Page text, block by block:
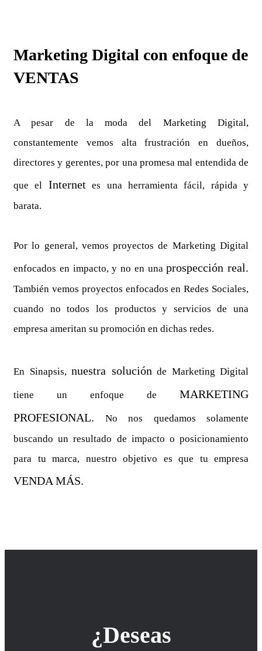
Marketing Digital con enfoque de
VENTAS
A pesar de la moda del Marketing Digital,
constantemente vemos alta frustración en dueños,
directores y gerentes, por una promesa mal entendida de
que el Internetes una herramienta fácil, rápida y
barata.
Por lo general, vemos proyectos de Marketing Digital
enfocados en impacto, y no en unaprospección real.
También vemos proyectos enfocados en Redes Sociales,
cuando no todos los productos y servicios de una
empresa ameritan su promoción en dichas redes.
En Sinapsis, nuestra soluciónde Marketing Digital
tiene un enfoque de MARKETING
PROFESIONAL. No nos quedamos solamente
buscando un resultado de impacto o posicionamiento
para tu marca, nuestro objetivo es que tu empresa
VENDA MÁS.
¿Deseas